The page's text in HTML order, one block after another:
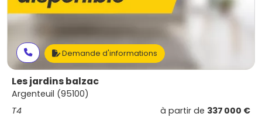
Demande d'informations
Les jardins balzac
Argenteuil (95100)
T4
à partir de 337 000 €